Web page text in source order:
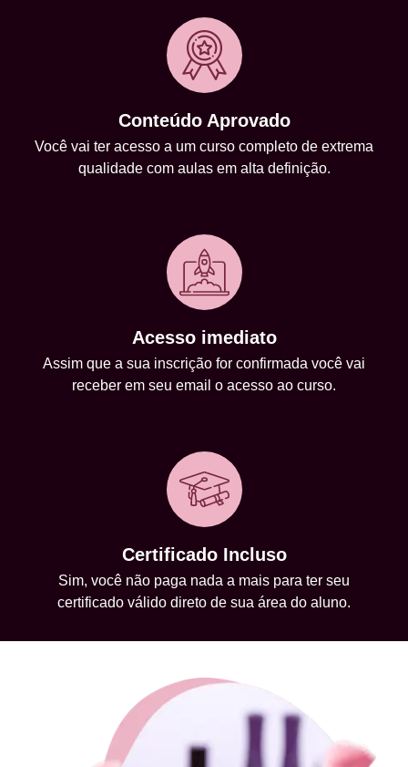
Conteúdo Aprovado
Você vai ter acesso a um curso completo de extrema
qualidade com aulas em alta definição.
Acesso imediato
Assim que a sua inscrição for confirmada você vai
receber em seu email o acesso ao curso.
Certificado Incluso
Sim, você não paga nada a mais para ter seu
certificado válido direto de sua área do aluno.